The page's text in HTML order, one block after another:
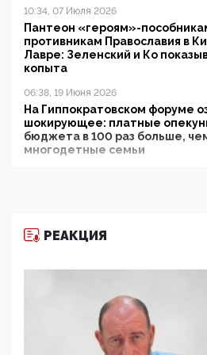
10:34, 07 Июля 2026
Пантеон «героям»-
противникам Православия в
Лавре: Зеленский и Ко
копыта
06:38, 19 Июня 2026
На Гиппократовском форуме
шокирующее: платные
бюджета в 100 раз больше,
многодетные семьи
11:53, 09 Июня 2026
деятельность ИИТО ЮНЕСКО в
цифроглобалисты
повестку в образовании
09:43, 01 Июня 2026
5G за счет здоровья
РЕАКЦИЯ